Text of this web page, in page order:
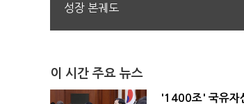
성장 본궤도
이 시간 주요 뉴스
'1400조' 국유자